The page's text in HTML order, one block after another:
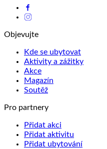
Objevujte
Kde se ubytovat
Aktivity a zážitky
Akce
Magazín
Soutěž
Pro partnery
Přidat akci
Přidat aktivitu
Přidat ubytování